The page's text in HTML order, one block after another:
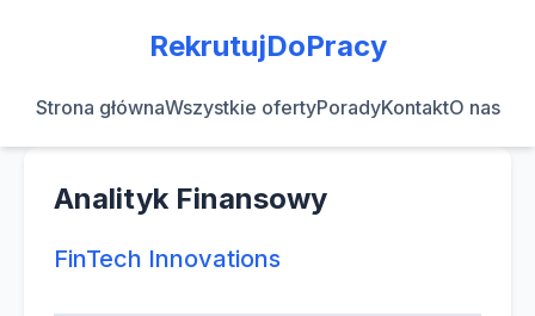
RekrutujDoPracy
Strona głównaWszystkie ofertyPoradyKontaktO nas
Analityk Finansowy
FinTech Innovations